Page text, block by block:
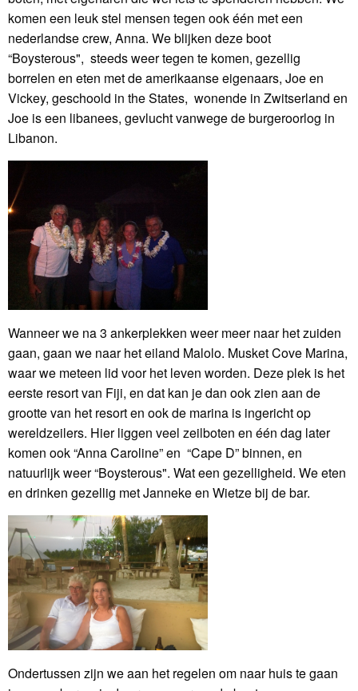
komen een leuk stel mensen tegen ook één met een
nederlandse crew, Anna. We blijken deze boot
“Boysterous", steeds weer tegen te komen, gezellig
borrelen en eten met de amerikaanse eigenaars, Joe en
Vickey, geschoold in the States, wonende in Zwitserland en
Joe is een libanees, gevlucht vanwege de burgeroorlog in
Libanon.
Wanneer we na 3 ankerplekken weer meer naar het zuiden
gaan, gaan we naar het eiland Malolo. Musket Cove Marina,
waar we meteen lid voor het leven worden. Deze plek is het
eerste resort van Fiji, en dat kan je dan ook zien aan de
grootte van het resort en ook de marina is ingericht op
wereldzeilers. Hier liggen veel zeilboten en één dag later
komen ook “Anna Caroline” en “Cape D” binnen, en
natuurlijk weer “Boysterous". Wat een gezelligheid. We eten
en drinken gezellig met Janneke en Wietze bij de bar.
Ondertussen zijn we aan het regelen om naar huis te gaan